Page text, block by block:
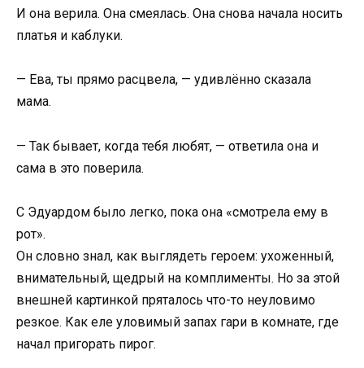
И она верила. Она смеялась. Она снова начала носить
платья и каблуки.
— Ева, ты прямо расцвела, — удивлённо сказала
мама.
— Так бывает, когда тебя любят, — ответила она и
сама в это поверила.
С Эдуардом было легко, пока она «смотрела ему в
рот».
Он словно знал, как выглядеть героем: ухоженный,
внимательный, щедрый на комплименты. Но за этой
внешней картинкой пряталось что-то неуловимо
резкое. Как еле уловимый запах гари в комнате, где
начал пригорать пирог.